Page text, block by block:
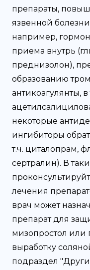
препараты,
язвенной
например,
приема внутрь
преднизолон),
образованию
антикоагулянты,
некоторые
ингибиторы
т.ч. циталопрам,
сертралин). В
лечения
врач может
препарат для
мизопростол
выработку
подраздел